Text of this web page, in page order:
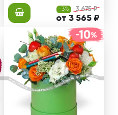
-3% 3 675 ₽
от 3 565 ₽